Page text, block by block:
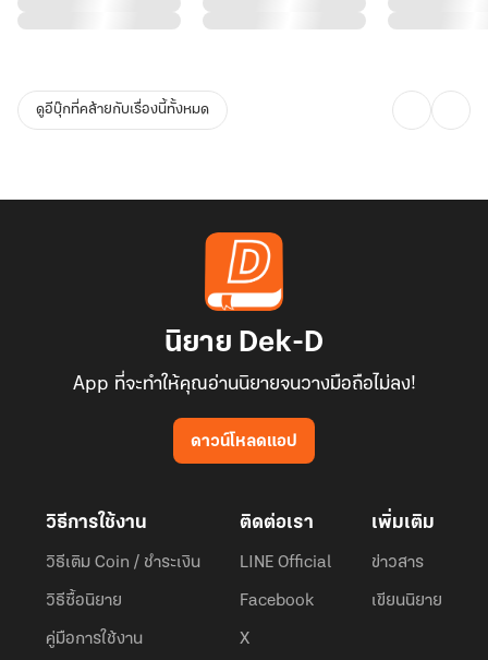
ดูอีบุ๊กที่คล้ายกับเรื่องนี้ทั้งหมด
นิยาย Dek-D
App ที่จะทำให้คุณอ่านนิยายจนวางมือถือไม่ลง!
ดาวน์โหลดแอป
วิธีการใช้งาน
วิธีเติม Coin / ชำระเงิน
วิธีซื้อนิยาย
คู่มือการใช้งาน
ติดต่อเรา
LINE Official
Facebook
X
เพิ่มเติม
ข่าวสาร
เขียนนิยาย